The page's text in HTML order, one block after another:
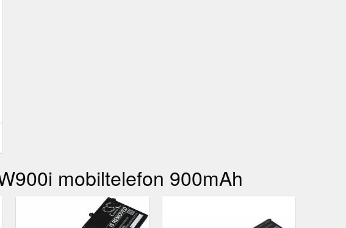
mobiltelefon 900mAh